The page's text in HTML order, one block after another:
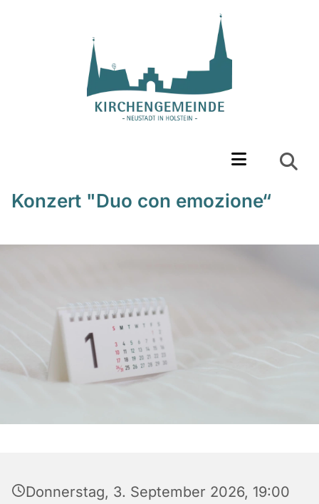
Konzert "Duo con emozione“
Donnerstag, 3. September 2026, 19:00